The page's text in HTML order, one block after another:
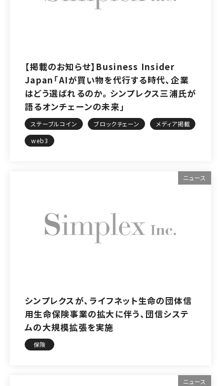
【掲載のお知らせ】Business Insider
Japan「AIが買い物を代行する時代、企業
はどう選ばれるのか。シンプレクス三浦氏が
語るオンチェーンの未来」
ステーブルコイン ブロックチェーン
メディア掲載
web3
ニュース
シンプレクスが、ライフネット生命の団体信
用生命保険事業の拡大に伴う、団信システ
ムの大規模拡張を実施
保険
ニュース